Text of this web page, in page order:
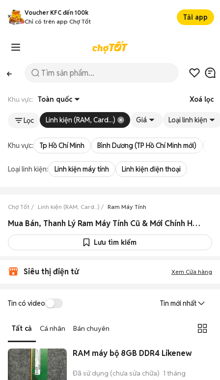
Voucher KFC đến 100k
Chỉ có trên app Chợ Tốt
Tải app
Khu vực: Toàn quốc Xoá lọc
Lọc Linh kiện (RAM, Card...) Giá Loại linh kiện
Khu vực: Tp Hồ Chí Minh Bình Dương (TP Hồ Chí Minh mới)
Loại linh kiện: Linh kiện máy tính Linh kiện điện thoại
Chợ Tốt Linh kiện (RAM, Card...) Ram Máy Tính
Mua Bán, Thanh Lý Ram Máy Tính Cũ & Mới Chính Hãng Giá Rẻ
Lưu tìm kiếm
Siêu thị điện tử Xem Cửa hàng
Tin có video Tin mới nhất
Tất cả Cá nhân Bán chuyên
RAM máy bộ 8GB DDR4 Likenew
Đã sử dụng (chưa sửa chữa) 1 tháng